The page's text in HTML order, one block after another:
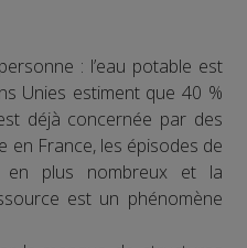
: l’eau potable est
Unies estiment que 40 %
déjà concernée par des
en France, les épisodes de
en plus nombreux et la
est un phénomène